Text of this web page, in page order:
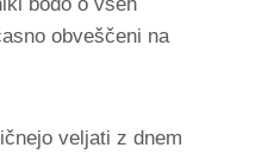
obveščeni na
veljati z dnem